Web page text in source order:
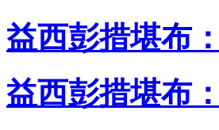
益西彭措堪布
益西彭措堪布